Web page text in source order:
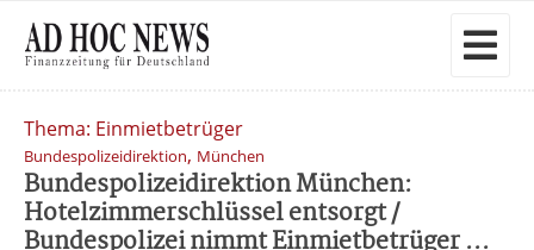
Thema: Einmietbetrüger
Bundespolizeidirektion, München
Bundespolizeidirektion München:
Hotelzimmerschlüssel entsorgt /